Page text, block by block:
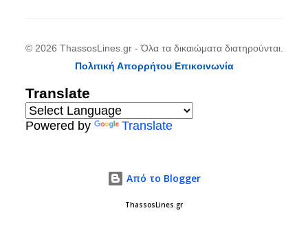
© 2026 ThassosLines.gr - Όλα τα δικαιώματα διατηρούνται.
Πολιτική Απορρήτου|Επικοινωνία
Translate
Powered by Translate
Από το Blogger
ThassosLines.gr